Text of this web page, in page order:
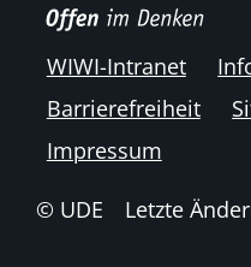
WIWI-Intranet
Barrierefreiheit
Impressum
© UDE Letzte